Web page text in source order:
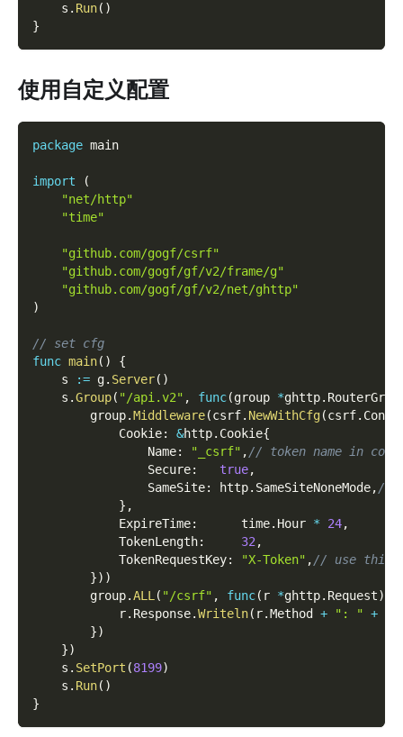
    s
. Run( )
}
使用自定义配置
package main
import
(
"net/http"
"time"
"github.com/gogf/csrf"
"github.com/gogf/gf/v2/frame/g"
"github.com/gogf/gf/v2/net/ghttp"
)
// set cfg
func main( )
{
    s
:= g. Server( )
    s
.Group( "/api.v2" , func(group *ghttp.
        group
.Middleware(csrf. NewWithCfg(csrf.
            Cookie
: &http. Cookie{
                Name
: "_csrf" ,// token name in
                Secure
: true,
                SameSite
: http. SameSiteNoneMode,//
} ,
            ExpireTime
:
      time
. Hour * 24,
            TokenLength
: 32 ,
            TokenRequestKey
: "X-Token" ,// use this
}) )
        group
.ALL ( "/csrf" , func( r *ghttp. Request)
            r
. Response.Writeln( r.Method + ": " +
})
})
    s
. SetPort (8199)
    s
. Run( )
}